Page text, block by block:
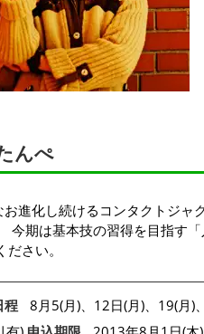
んぺ
進化し続けるコンタクトジャ
今期は基本技の習得を目指す「
さい。
程
8月5(月)、12日(月)、19(月)